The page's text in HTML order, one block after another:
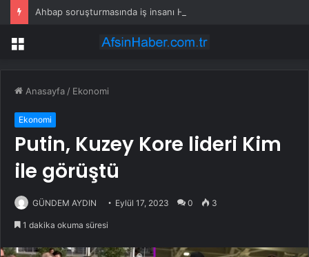
Menü
Anasayfa / Ekonomi
Ekonomi
Putin, Kuzey Kore lideri Kim
ile görüştü
GÜNDEM AYDIN Eylül 17, 2023 0 3
1 dakika okuma süresi